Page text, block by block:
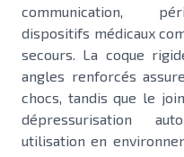
communication,
dispositifs médicaux
secours. La coque
angles renforcés
chocs, tandis que le
dépressurisation
utilisation en